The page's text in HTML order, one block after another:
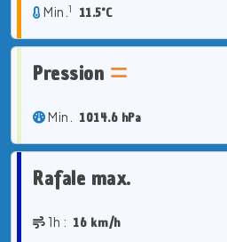
Min. 1 11.5°C
Pression
Min. 1014.6 hPa
Rafale max.
1h : 16 km/h